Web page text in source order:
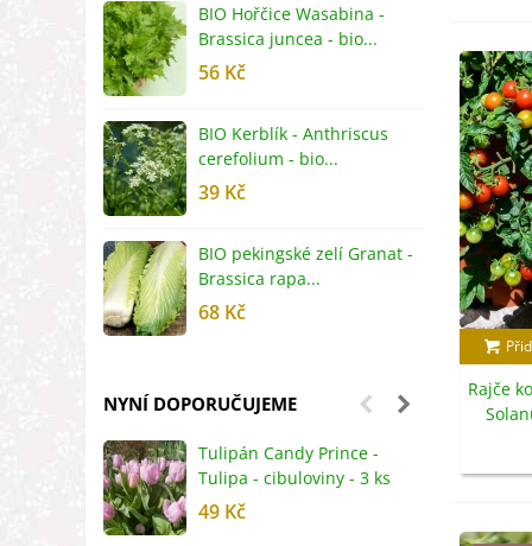
BIO Hořčice Wasabina -
Brassica juncea - bio...
56 Kč
BIO Kerblík - Anthriscus
cerefolium - bio...
39 Kč
BIO pekingské zelí Granat -
Brassica rapa...
68 Kč
NYNÍ DOPORUČUJEME
Tulipán Candy Prince -
Tulipa - cibuloviny - 3 ks
49 Kč
Rajče